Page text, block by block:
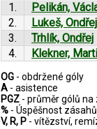
1. Pelikán,
2.
Lukeš, Ondřej
3.
Trhlík, Ondřej
4.
Klekner,
OG - obdržené góly
A - asistence
PGZ - průměr gólů na
% - Úspěšnost zásahů
V, R, P - vítězství,